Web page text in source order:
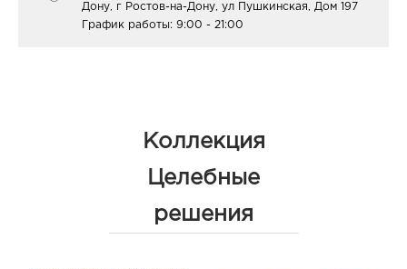
Дону, г Ростов-на-Дону, ул Пушкинская, Дом 197
График работы: 9:00 - 21:00
Коллекция
Целебные
решения